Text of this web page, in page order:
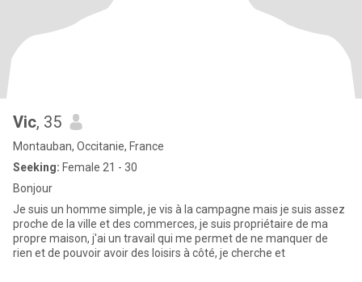
Vic, 35
Montauban, Occitanie, France
Seeking: Female 21 - 30
Bonjour
Je suis un homme simple, je vis à la campagne mais je suis assez
proche de la ville et des commerces, je suis propriétaire de ma
propre maison, j'ai un travail qui me permet de ne manquer de
rien et de pouvoir avoir des loisirs à côté, je cherche et